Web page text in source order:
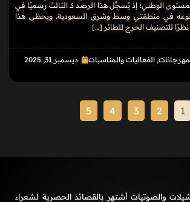
الوطني؛ إذ يُسجَّل هذا الرصد كـ الثالث رسميًا في
نوعه في منطقتي وسط وشرق السعودية. ويحظى هذا
نظرًا للتصنيف الحرج للطائر […]
, الفعاليات والمناسبات
ديسمبر 31, 2025
1
2
3
4
5
والصوتيات أشتهر بالقصائد الحصرية لشعراء